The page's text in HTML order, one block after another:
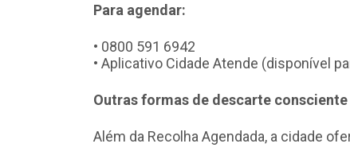
Para agendar:
• 0800 591 6942
• Aplicativo Cidade Atende (disponível
Outras formas de descarte consciente
Além da Recolha Agendada, a cidade